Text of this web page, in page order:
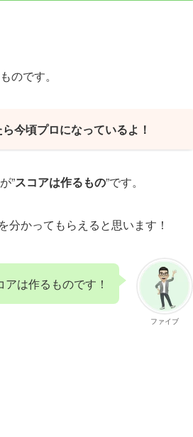
のです。
今頃プロになっているよ！
”スコアは作るもの”です。
分かってもらえると思います！
ファイブ
は作るものです！